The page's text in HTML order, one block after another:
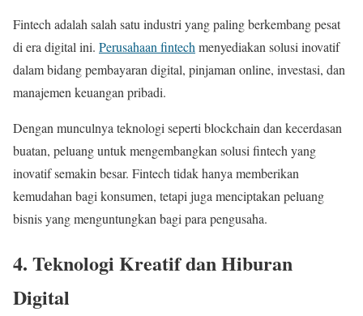
Fintech adalah salah satu industri yang paling berkembang pesat
di era digital ini. Perusahaan fintechmenyediakan solusi inovatif
dalam bidang pembayaran digital, pinjaman online, investasi, dan
manajemen keuangan pribadi.
Dengan munculnya teknologi seperti blockchain dan kecerdasan
buatan, peluang untuk mengembangkan solusi fintech yang
inovatif semakin besar. Fintech tidak hanya memberikan
kemudahan bagi konsumen, tetapi juga menciptakan peluang
bisnis yang menguntungkan bagi para pengusaha.
4. Teknologi Kreatif dan Hiburan
Digital